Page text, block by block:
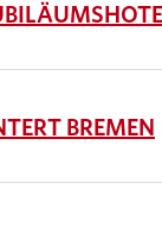
BREMEN